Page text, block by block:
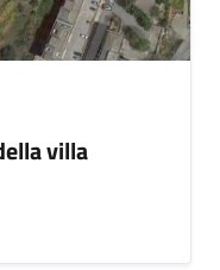
villa